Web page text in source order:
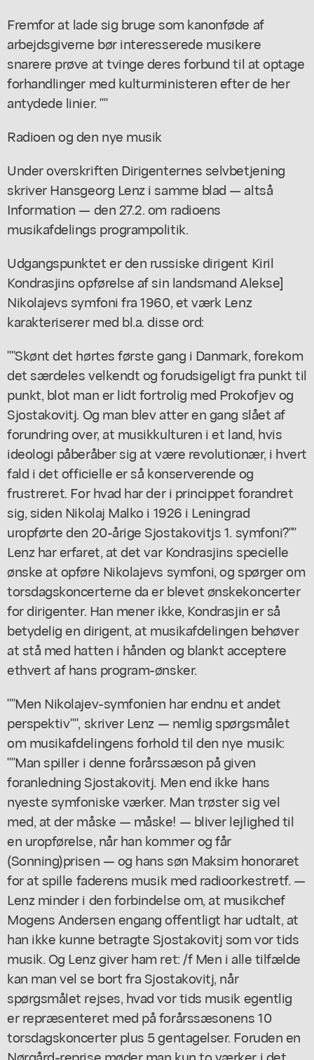
Fremfor at lade sig bruge som kanonføde af
arbejdsgiverne bør interesserede musikere
snarere prøve at tvinge deres forbund til at optage
forhandlinger med kulturministeren efter de her
antydede linier. ""
Radioen og den nye musik
Under overskriften Dirigenternes selvbetjening
skriver Hansgeorg Lenz i samme blad — altså
Information — den 27.2. om radioens
musikafdelings programpolitik.
Udgangspunktet er den russiske dirigent Kiril
Kondrasjins opførelse af sin landsmand Alekse]
Nikolajevs symfoni fra 1960, et værk Lenz
karakteriserer med bl.a. disse ord:
""Skønt det hørtes første gang i Danmark, forekom
det særdeles velkendt og forudsigeligt fra punkt til
punkt, blot man er lidt fortrolig med Prokofjev og
Sjostakovitj. Og man blev atter en gang slået af
forundring over, at musikkulturen i et land, hvis
ideologi påberåber sig at være revolutionær, i hvert
fald i det officielle er så konserverende og
frustreret. For hvad har der i princippet forandret
sig, siden Nikolaj Malko i 1926 i Leningrad
uropførte den 20-årige Sjostakovitjs 1. symfoni?""
Lenz har erfaret, at det var Kondrasjins specielle
ønske at opføre Nikolajevs symfoni, og spørger om
torsdagskoncerterne da er blevet ønskekoncerter
for dirigenter. Han mener ikke, Kondrasjin er så
betydelig en dirigent, at musikafdelingen behøver
at stå med hatten i hånden og blankt acceptere
ethvert af hans program-ønsker.
""Men Nikolajev-symfonien har endnu et andet
perspektiv"", skriver Lenz — nemlig spørgsmålet
om musikafdelingens forhold til den nye musik:
""Man spiller i denne forårssæson på given
foranledning Sjostakovitj. Men end ikke hans
nyeste symfoniske værker. Man trøster sig vel
med, at der måske — måske! — bliver lejlighed til
en uropførelse, når han kommer og får
(Sonning)prisen — og hans søn Maksim honoraret
for at spille faderens musik med radioorkestretf. —
Lenz minder i den forbindelse om, at musikchef
Mogens Andersen engang offentligt har udtalt, at
han ikke kunne betragte Sjostakovitj som vor tids
musik. Og Lenz giver ham ret: /f Men i alle tilfælde
kan man vel se bort fra Sjostakovitj, når
spørgsmålet rejses, hvad vor tids musik egentlig
er repræsenteret med på forårssæsonens 10
torsdagskoncerter plus 5 gentagelser. Foruden en
Nørgård-reprise møder man kun to værker i det